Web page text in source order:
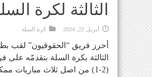
الثالثة لكرة
أبريل 22, 2024 كرة السلة
أحرز فريق “الحقوقيون” لقب
الثالثة بكرة السلة بتقدمّه
(2-1) من اصل ثلاث مباريات